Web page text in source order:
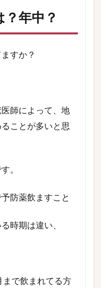
年中？
すか？
師によって、地
ことが多いと思
。
防薬飲ますこと
時期は違い、
で飲まれてる方